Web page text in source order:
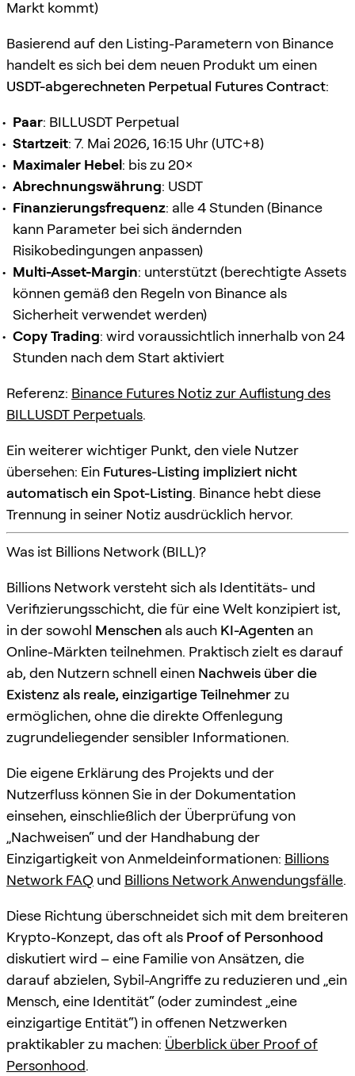
Markt kommt)
Basierend auf den Listing-Parametern von Binance
handelt es sich bei dem neuen Produkt um einen
USDT-abgerechneten Perpetual Futures Contract:
Paar: BILLUSDT Perpetual
Startzeit: 7. Mai 2026, 16:15 Uhr (UTC+8)
Maximaler Hebel: bis zu 20×
Abrechnungswährung: USDT
Finanzierungsfrequenz: alle 4 Stunden (Binance
kann Parameter bei sich ändernden
Risikobedingungen anpassen)
Multi-Asset-Margin: unterstützt (berechtigte Assets
können gemäß den Regeln von Binance als
Sicherheit verwendet werden)
Copy Trading: wird voraussichtlich innerhalb von 24
Stunden nach dem Start aktiviert
Referenz: Binance Futures Notiz zur Auflistung des
BILLUSDT Perpetuals.
Ein weiterer wichtiger Punkt, den viele Nutzer
übersehen: Ein Futures-Listing impliziert nicht
automatisch ein Spot-Listing. Binance hebt diese
Trennung in seiner Notiz ausdrücklich hervor.
Was ist Billions Network (BILL)?
Billions Network versteht sich als Identitäts- und
Verifizierungsschicht, die für eine Welt konzipiert ist,
in der sowohl Menschen als auch KI-Agenten an
Online-Märkten teilnehmen. Praktisch zielt es darauf
ab, den Nutzern schnell einen Nachweis über die
Existenz als reale, einzigartige Teilnehmerzu
ermöglichen, ohne die direkte Offenlegung
zugrundeliegender sensibler Informationen.
Die eigene Erklärung des Projekts und der
Nutzerfluss können Sie in der Dokumentation
einsehen, einschließlich der Überprüfung von
„Nachweisen“ und der Handhabung der
Einzigartigkeit von Anmeldeinformationen: Billions
Network FAQ und Billions Network Anwendungsfälle.
Diese Richtung überschneidet sich mit dem breiteren
Krypto-Konzept, das oft als Proof of Personhood
diskutiert wird – eine Familie von Ansätzen, die
darauf abzielen, Sybil-Angriffe zu reduzieren und „ein
Mensch, eine Identität“ (oder zumindest „eine
einzigartige Entität“) in offenen Netzwerken
praktikabler zu machen: Überblick über Proof of
Personhood.